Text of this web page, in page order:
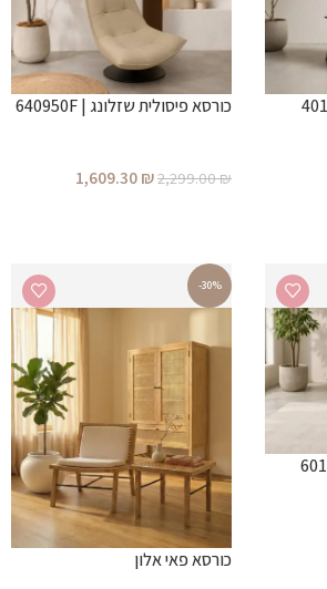
כורסא פיסולית שזלונג | 640950F
2,299.00₪
1,609.30₪
-30%
כורסא פאי אלון